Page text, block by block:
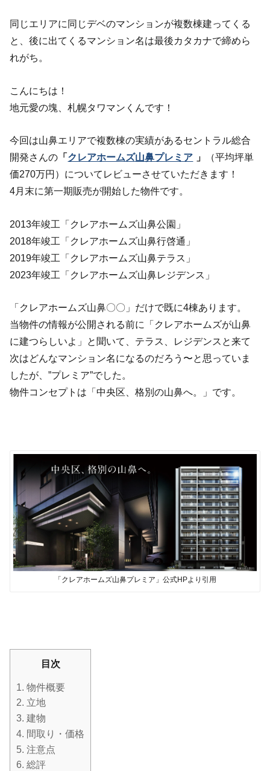
同じエリアに同じデベのマンションが複数棟建ってくる
と、後に出てくるマンション名は最後カタカナで締めら
れがち。
こんにちは！
地元愛の塊、札幌タワマンくんです！
今回は山鼻エリアで複数棟の実績があるセントラル総合
開発さんの 「クレアホームズ山鼻プレミア 」
（平均坪単
価270万円）についてレビューさせていただきます！
4月末に第一期販売が開始した物件です。
2013年竣工「クレアホームズ山鼻公園」
2018年竣工「クレアホームズ山鼻行啓通」
2019年竣工「クレアホームズ山鼻テラス」
2023年竣工「クレアホームズ山鼻レジデンス」
「クレアホームズ山鼻〇〇」だけで既に4棟あります。
当物件の情報が公開される前に「クレアホームズが山鼻
に建つらしいよ」と聞いて、テラス、レジデンスと来て
次はどんなマンション名になるのだろう〜と思っていま
したが、”プレミア”でした。
物件コンセプトは「中央区、格別の山鼻へ。」です。
「クレアホームズ山鼻プレミア」公式HPより引用
目次
1. 物件概要
2. 立地
3. 建物
4. 間取り・価格
5. 注意点
6. 総評